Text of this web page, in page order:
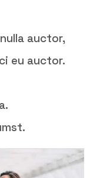
auctor,
eu auctor.